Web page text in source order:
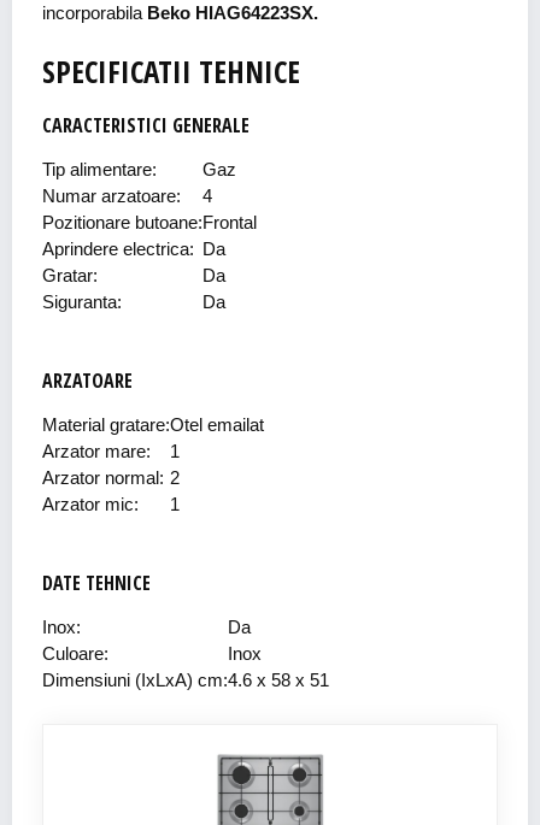
incorporabila Beko HIAG64223SX.
SPECIFICATII TEHNICE
CARACTERISTICI GENERALE
Tip alimentare:
Gaz
Numar arzatoare:
4
Pozitionare butoane:Frontal
Aprindere electrica: Da
Gratar:
Da
Siguranta:
Da
ARZATOARE
Material gratare:Otel emailat
Arzator mare:
1
Arzator normal: 2
Arzator mic:
1
DATE TEHNICE
Inox:
Da
Culoare:
Inox
Dimensiuni (IxLxA) cm:4.6 x 58 x 51